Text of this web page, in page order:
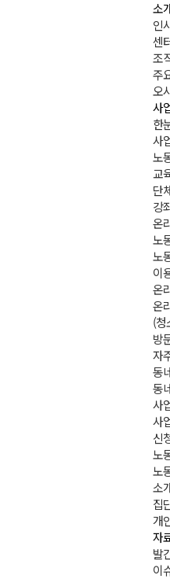
소
인
센
조
주
오
사
한
사
노
교
단
강
온
노
노
이
온
온
(청
방
자
동
동
사
사
신
노
노
소
집
개
자
발
이